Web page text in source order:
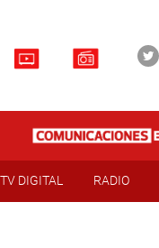
TV DIGITAL RADIO